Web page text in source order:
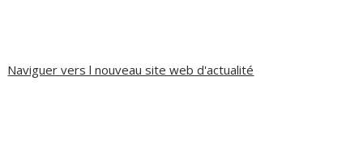
Naviguer vers l nouveau site web d'actualité